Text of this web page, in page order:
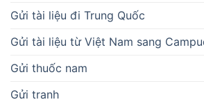
Gửi tài liệu đi Trung Quốc
Gửi tài liệu từ Việt Nam sang
Gửi thuốc nam
Gửi tranh